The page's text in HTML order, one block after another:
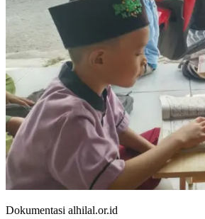
Dokumentasi alhilal.or.id